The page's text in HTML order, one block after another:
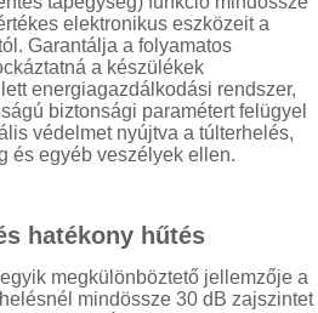
elektronikus eszközeit a
Garantálja a folyamatos
a készülékek
energiagazdálkodási rendszer,
biztonsági paramétert felügyel
védelmet nyújtva a túlterhelés,
és egyéb veszélyek ellen.
hatékony hűtés
megkülönböztető jellemzője a
mindössze 30 dB zajszintet